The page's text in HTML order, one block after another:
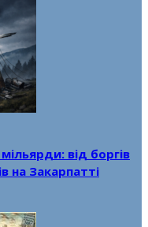
від боргів
на Закарпатті